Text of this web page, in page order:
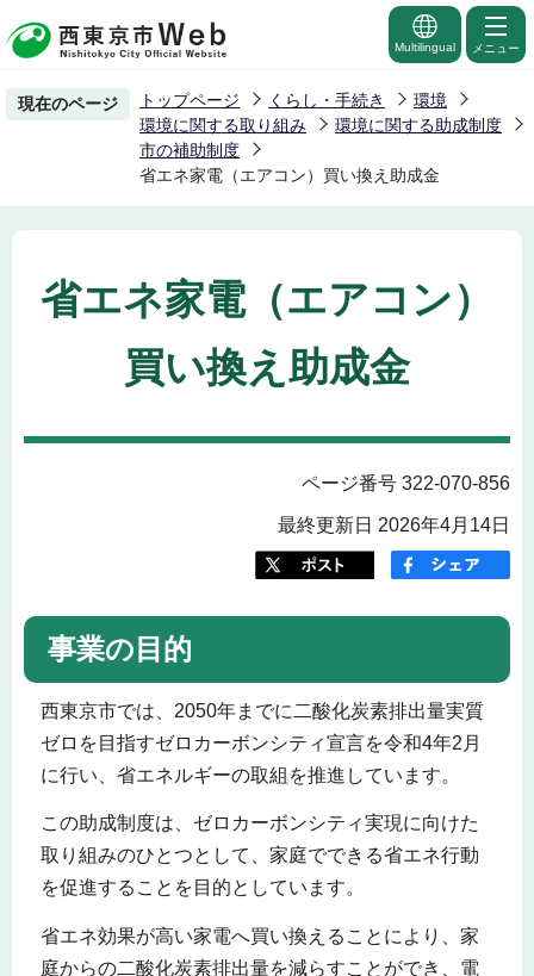
の
ー
先
頭
Multilingual メニュー
現在のページ トップページ くらし・手続き
環境
環境に関する取り組み
環境に関する助成制度
市の補助制度
省エネ家電（エアコン）買い換え助成金
省エネ家電（エアコン）
買い換え助成金
ページ番号 322-070-856
最終更新日 2026年4月14日
事業の目的
西東京市では、2050年までに二酸化炭素排出量実質
ゼロを目指すゼロカーボンシティ宣言を令和4年2月
に行い、省エネルギーの取組を推進しています。
この助成制度は、ゼロカーボンシティ実現に向けた
取り組みのひとつとして、家庭でできる省エネ行動
を促進することを目的としています。
省エネ効果が高い家電へ買い換えることにより、家
庭からの二酸化炭素排出量を減らすことができ、電